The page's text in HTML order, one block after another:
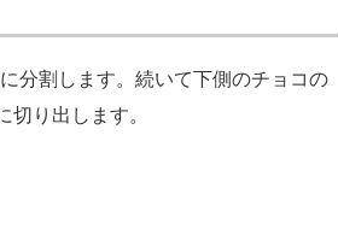
分割します。続いて下側のチョコの
り出します。